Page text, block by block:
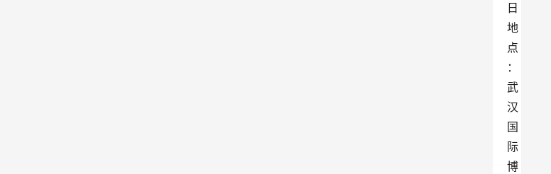
日
地
点
：
武
汉
国
际
博